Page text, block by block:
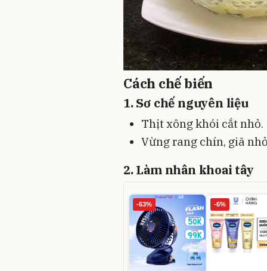
Cách chế biến
1. Sơ chế nguyên liệu
Thịt xông khói cắt nhỏ.
Vừng rang chín, giã
2. Làm nhân khoai tây
-63% -6%